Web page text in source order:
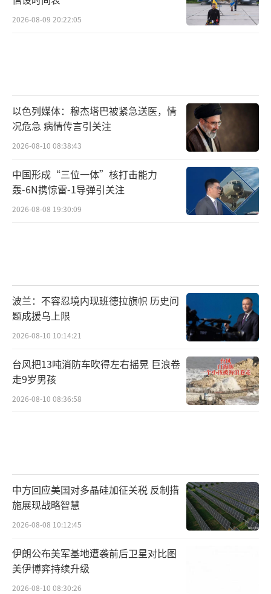
2026-08-09 20:22:05
以色列媒体：穆杰塔巴被紧急送医，情
况危急 病情传言引关注
2026-08-10 08:38:43
中国形成“三位一体”核打击能力
轰-6N携惊雷-1导弹引关注
2026-08-08 19:30:09
波兰：不容忍境内现班德拉旗帜 历史问
题成援乌上限
2026-08-10 10:14:21
台风把13吨消防车吹得左右摇晃 巨浪卷
走9岁男孩
2026-08-10 08:36:58
中方回应美国对多晶硅加征关税 反制措
施展现战略智慧
2026-08-08 10:12:45
伊朗公布美军基地遭袭前后卫星对比图
美伊博弈持续升级
2026-08-10 08:30:26